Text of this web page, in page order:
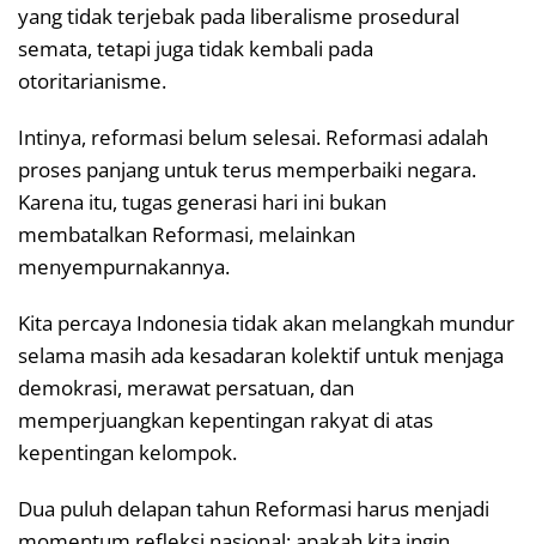
yang tidak terjebak pada liberalisme prosedural
semata, tetapi juga tidak kembali pada
otoritarianisme.
Intinya, reformasi belum selesai. Reformasi adalah
proses panjang untuk terus memperbaiki negara.
Karena itu, tugas generasi hari ini bukan
membatalkan Reformasi, melainkan
menyempurnakannya.
Kita percaya Indonesia tidak akan melangkah mundur
selama masih ada kesadaran kolektif untuk menjaga
demokrasi, merawat persatuan, dan
memperjuangkan kepentingan rakyat di atas
kepentingan kelompok.
Dua puluh delapan tahun Reformasi harus menjadi